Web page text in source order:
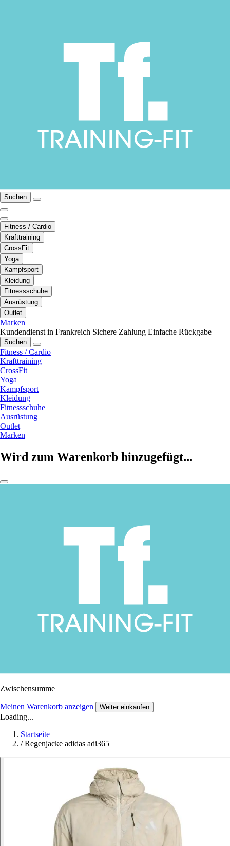
Suchen
Fitness / Cardio
Krafttraining
CrossFit
Yoga
Kampfsport
Kleidung
Fitnessschuhe
Ausrüstung
Outlet
Marken
Kundendienst in Frankreich Sichere Zahlung Einfache Rückgabe
Suchen
Fitness / Cardio
Krafttraining
CrossFit
Yoga
Kampfsport
Kleidung
Fitnessschuhe
Ausrüstung
Outlet
Marken
Wird zum Warenkorb hinzugefügt...
Zwischensumme
Meinen Warenkorb anzeigen Weiter einkaufen
Loading...
Startseite
/ Regenjacke adidas adi365